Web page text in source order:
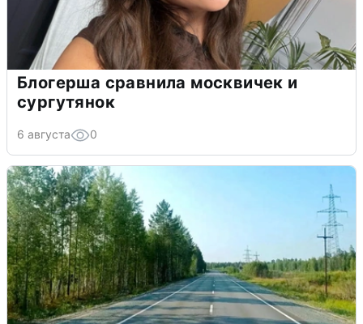
Блогерша сравнила москвичек и
сургутянок
6 августа 0